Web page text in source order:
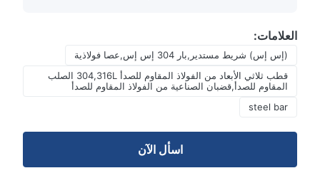
العلامات:
(إس إس) شريط مستدير,بار 304 إس إس,عصا فولاذية
قطب ثلاثي الأبعاد من الفولاذ المقاوم للصدأ 304,316L الصلب
المقاوم للصدأ,قضبان الصناعية من الفولاذ المقاوم للصدأ
steel bar
اسأل الآن